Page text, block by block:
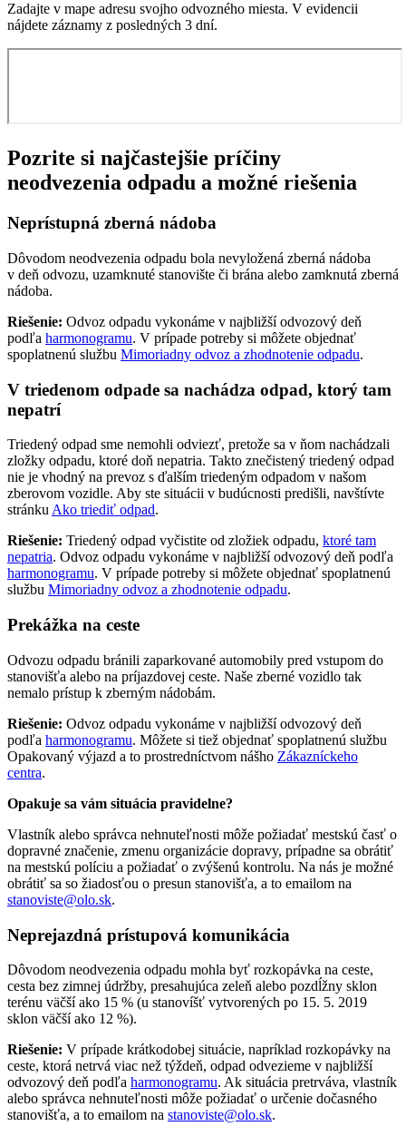
Zadajte v mape adresu svojho odvozného miesta. V evidencii
nájdete záznamy z posledných 3 dní.
Pozrite si najčastejšie príčiny
neodvezenia odpadu a možné riešenia
Neprístupná zberná nádoba
Dôvodom neodvezenia odpadu bola nevyložená zberná nádoba
v deň odvozu, uzamknuté stanovište či brána alebo zamknutá zberná
nádoba.
Riešenie: Odvoz odpadu vykonáme v najbližší odvozový deň
podľa harmonogramu. V prípade potreby si môžete objednať
spoplatnenú službu Mimoriadny odvoz a zhodnotenie odpadu.
V triedenom odpade sa nachádza odpad, ktorý tam
nepatrí
Triedený odpad sme nemohli odviezť, pretože sa v ňom nachádzali
zložky odpadu, ktoré doň nepatria. Takto znečistený triedený odpad
nie je vhodný na prevoz s ďalším triedeným odpadom v našom
zberovom vozidle. Aby ste situácii v budúcnosti predišli, navštívte
stránku Ako triediť odpad.
Riešenie: Triedený odpad vyčistite od zložiek odpadu, ktoré tam
nepatria. Odvoz odpadu vykonáme v najbližší odvozový deň podľa
harmonogramu. V prípade potreby si môžete objednať spoplatnenú
službu Mimoriadny odvoz a zhodnotenie odpadu.
Prekážka na ceste
Odvozu odpadu bránili zaparkované automobily pred vstupom do
stanovišťa alebo na príjazdovej ceste. Naše zberné vozidlo tak
nemalo prístup k zberným nádobám.
Riešenie: Odvoz odpadu vykonáme v najbližší odvozový deň
podľa harmonogramu. Môžete si tiež objednať spoplatnenú službu
Opakovaný výjazd a to prostredníctvom nášho Zákazníckeho
centra.
Opakuje sa vám situácia pravidelne?
Vlastník alebo správca nehnuteľnosti môže požiadať mestskú časť o
dopravné značenie, zmenu organizácie dopravy, prípadne sa obrátiť
na mestskú políciu a požiadať o zvýšenú kontrolu. Na nás je možné
obrátiť sa so žiadosťou o presun stanovišťa, a to emailom na
stanoviste@olo.sk.
Neprejazdná prístupová komunikácia
Dôvodom neodvezenia odpadu mohla byť rozkopávka na ceste,
cesta bez zimnej údržby, presahujúca zeleň alebo pozdĺžny sklon
terénu väčší ako 15 % (u stanovíšť vytvorených po 15. 5. 2019
sklon väčší ako 12 %).
Riešenie: V prípade krátkodobej situácie, napríklad rozkopávky na
ceste, ktorá netrvá viac než týždeň, odpad odvezieme v najbližší
odvozový deň podľa harmonogramu. Ak situácia pretrváva, vlastník
alebo správca nehnuteľnosti môže požiadať o určenie dočasného
stanovišťa, a to emailom na stanoviste@olo.sk.